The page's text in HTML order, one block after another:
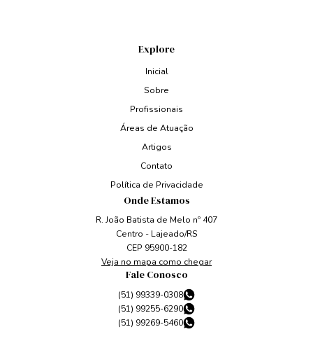
Explore
Inicial
Sobre
Profissionais
Áreas de Atuação
Artigos
Contato
Política de Privacidade
Onde Estamos
R. João Batista de Melo nº 407
Centro - Lajeado/RS
CEP 95900-182
Veja no mapa como chegar
Fale Conosco
(51) 99339-0308
(51) 99255-6290
(51) 99269-5460